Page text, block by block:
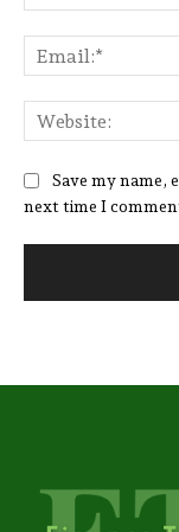
Save my name,
next time I